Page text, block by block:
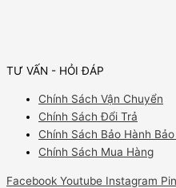
TƯ VẤN - HỎI ĐÁP
Chính Sách Vận Chuyển
Chính Sách Đổi Trả
Chính Sách Bảo Hành
Chính Sách Mua Hàng
Facebook Youtube Instagram